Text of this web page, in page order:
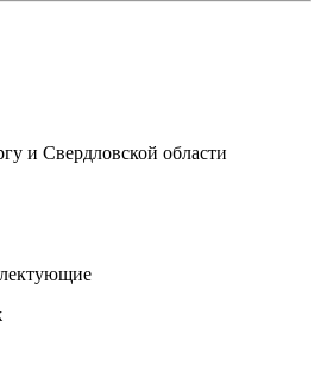
и Свердловской области